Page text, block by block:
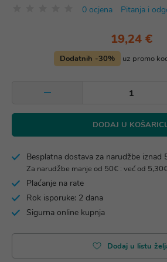
0 ocjena Pitanja i
19,24 €
Dodatnih -30% uz promo
DODAJ U
Besplatna dostava za narudžbe iznad
Za narudžbe manje od 50€ : već od
Plaćanje na rate
Rok isporuke: 2 dana
Sigurna online kupnja
Dodaj u listu